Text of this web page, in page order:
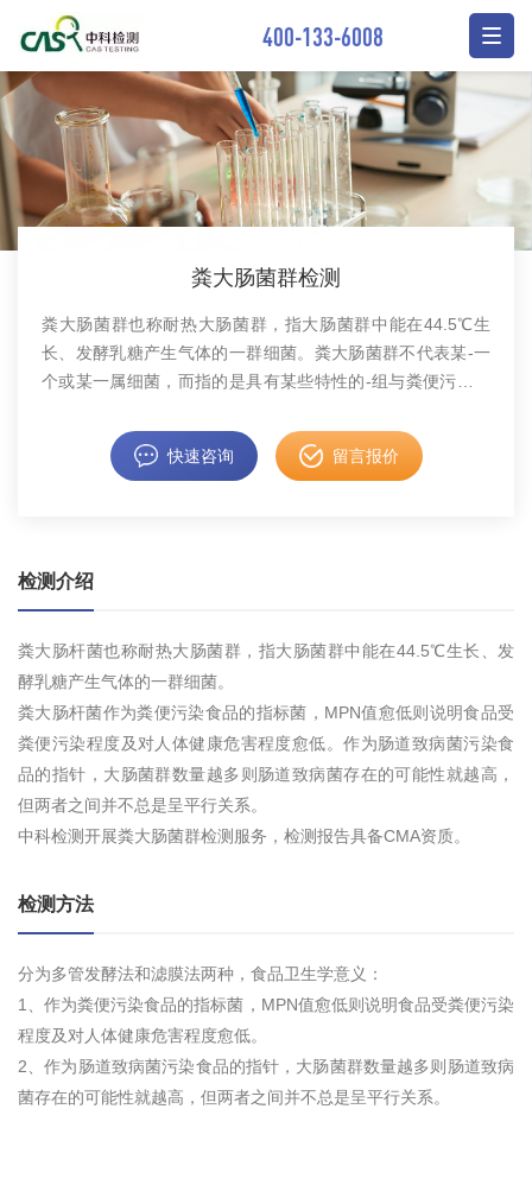
400-133-6008
粪大肠菌群检测
粪大肠菌群也称耐热大肠菌群，指大肠菌群中能在44.5℃生
长、发酵乳糖产生气体的一群细菌。粪大肠菌群不代表某-一
个或某一属细菌，而指的是具有某些特性的-组与粪便污染有
快速咨询 留言报价
检测介绍
粪大肠杆菌也称耐热大肠菌群，指大肠菌群中能在44.5℃生长、发
酵乳糖产生气体的一群细菌。
粪大肠杆菌作为粪便污染食品的指标菌，MPN值愈低则说明食品受
粪便污染程度及对人体健康危害程度愈低。作为肠道致病菌污染食
品的指针，大肠菌群数量越多则肠道致病菌存在的可能性就越高，
但两者之间并不总是呈平行关系。
中科检测开展粪大肠菌群检测服务，检测报告具备CMA资质。
检测方法
分为多管发酵法和滤膜法两种，食品卫生学意义：
1、作为粪便污染食品的指标菌，MPN值愈低则说明食品受粪便污染
程度及对人体健康危害程度愈低。
2、作为肠道致病菌污染食品的指针，大肠菌群数量越多则肠道致病
菌存在的可能性就越高，但两者之间并不总是呈平行关系。